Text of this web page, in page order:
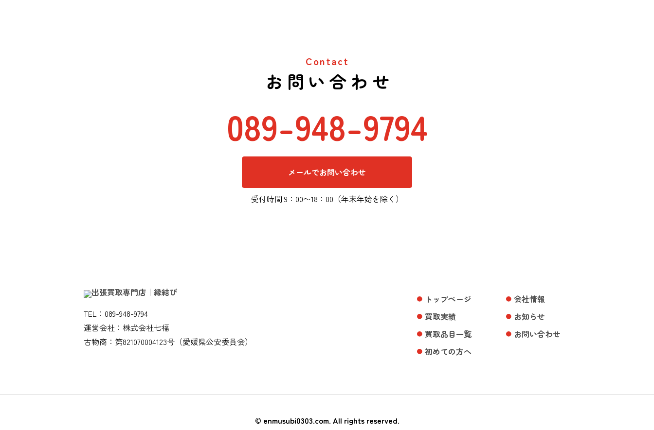
Contact
お問い合わせ
089-948-9794
メールでお問い合わせ
受付時間 9：00〜18：00（年末年始を除く）
TEL：089-948-9794
運営会社：株式会社七福
古物商：第821070004123号（愛媛県公安委員会）
トップページ
買取実績
買取品目一覧
初めての方へ
会社情報
お知らせ
お問い合わせ
©︎ enmusubi0303.com. All rights reserved.